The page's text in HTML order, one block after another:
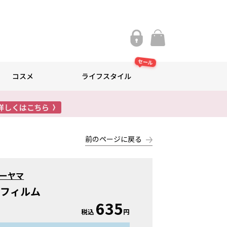
コスメ ライフスタイル
セール
前のページに戻る
ヤマ
ィルム
税込 635円